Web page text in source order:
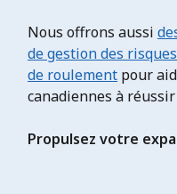
Nous offrons aussi
de gestion des
de roulement pour
canadiennes à réussir
Propulsez votre